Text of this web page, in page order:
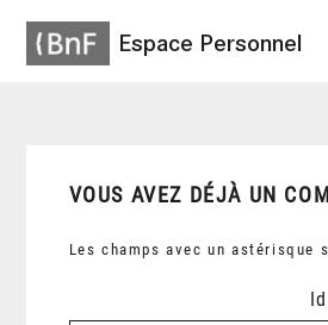
Espace Personnel
VOUS AVEZ DÉJÀ UN
Les champs avec un astérisque